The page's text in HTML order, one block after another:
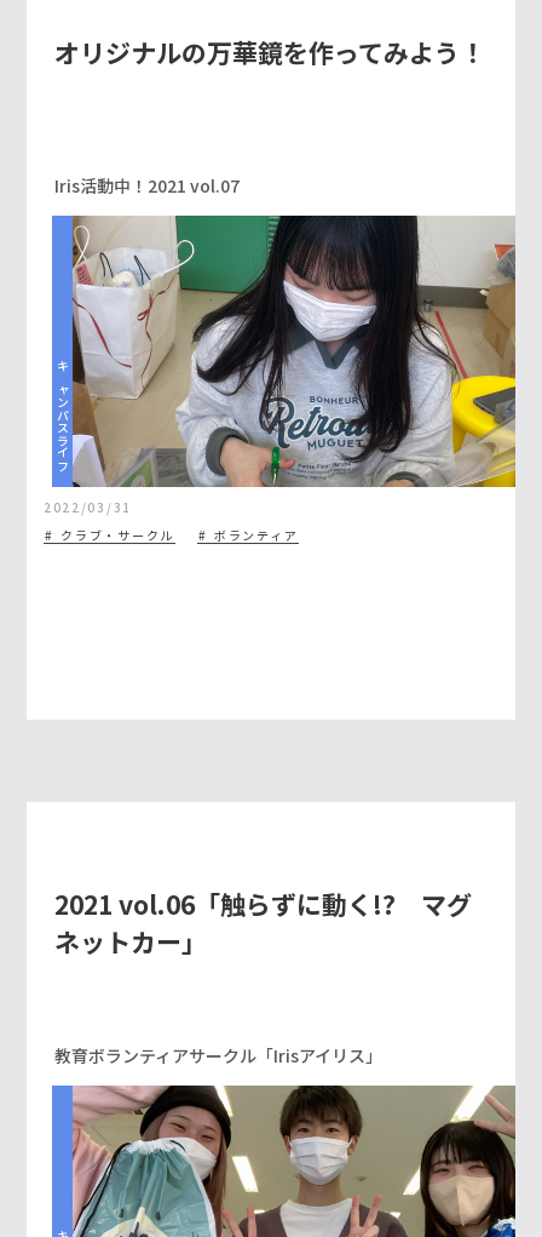
オリジナルの万華鏡を作ってみよう！
Iris活動中！2021 vol.07
キャンパスライフ
2022/03/31
クラブ・サークル
ボランティア
2021 vol.06「触らずに動く!? マグ
ネットカー」
教育ボランティアサークル「Irisアイリス」